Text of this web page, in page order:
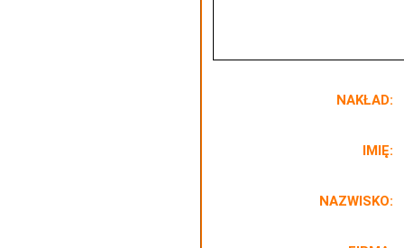
NAKŁAD:
IMIĘ:
NAZWISKO: